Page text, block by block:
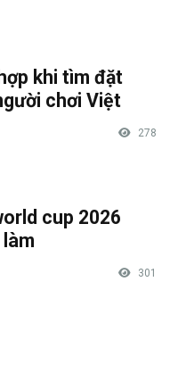
khi tìm đặt
chơi Việt
278
cup 2026
301